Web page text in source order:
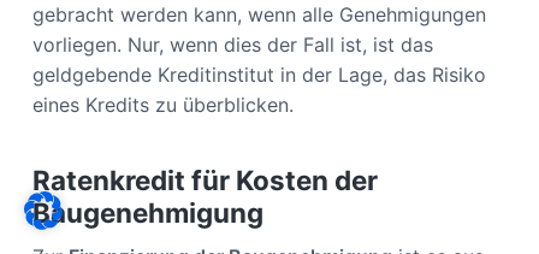
gebracht werden kann, wenn alle Genehmigungen
vorliegen. Nur, wenn dies der Fall ist, ist das
geldgebende Kreditinstitut in der Lage, das Risiko
eines Kredits zu überblicken.
Ratenkredit für Kosten der
Baugenehmigung